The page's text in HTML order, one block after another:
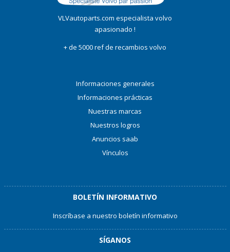
VLVautoparts.com especialista volvo
apasionado !
+ de 5000 ref de recambios volvo
Informaciones generales
Informaciones prácticas
Nuestras marcas
Nuestros logros
Anuncios saab
Vínculos
BOLETÍN INFORMATIVO
Inscríbase a nuestro boletín informativo
SÍGANOS